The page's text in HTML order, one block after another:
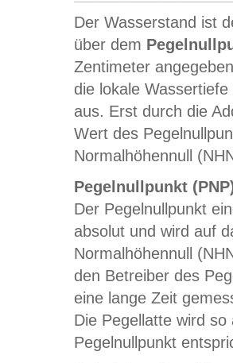
Der Wasserstand ist
über dem
Zentimeter
die lokale
aus. Erst durch die
Wert des
Normalhöhennull
Pegelnullpunkt
Der Pegelnullpunkt
absolut und wird auf
Normalhöhennull
den Betreiber des
eine lange Zeit
Die Pegellatte wird
Pegelnullpunkt